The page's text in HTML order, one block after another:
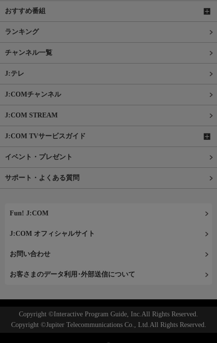
おすすめ番組
ランキング
チャンネル一覧
J:テレ
J:COMチャンネル
J:COM STREAM
J:COM TVサービスガイド
イベント・プレゼント
サポート・よくある質問
Fun! J:COM
J:COM オフィシャルサイト
お問い合わせ
お客さまのデータ利用･外部送信について
Copyright ©Interactive Program Guide, Inc.All Rights Reserved.
Copyright ©Jupiter Telecommunications Co., Ltd.All Rights Reserved.